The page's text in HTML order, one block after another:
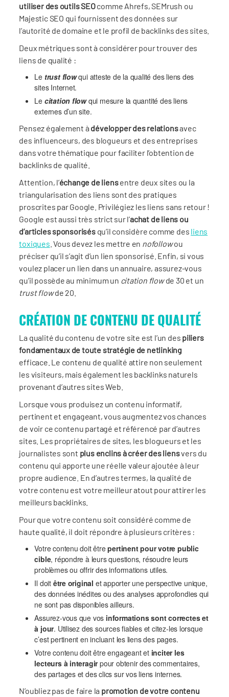
utiliser des outils SEOcomme Ahrefs, SEMrush ou
Majestic SEO qui fournissent des données sur
l’autorité de domaine et le profil de backlinks des sites.
Deux métriques sont à considérer pour trouver des
liens de qualité :
Le trust flowqui atteste de la qualité des liens des
sites Internet.
Le citation flowqui mesure la quantité des liens
externes d’un site.
Pensez également à développer des relationsavec
des influenceurs, des blogueurs et des entreprises
dans votre thématique pour faciliter l’obtention de
backlinks de qualité.
Attention, l’échange de liensentre deux sites ou la
triangularisation des liens sont des pratiques
proscrites par Google. Privilégiez les liens sans retour !
Google est aussi très strict sur l’achat de liens ou
d’articles sponsorisésqu’il considère comme des liens
toxiques . Vous devez les mettre en nofollowou
préciser qu’il s’agit d’un lien sponsorisé. Enfin, si vous
voulez placer un lien dans un annuaire, assurez-vous
qu’il possède au minimum un citation flowde 30 et un
trust flowde 20.
CRÉATION DE CONTENU DE QUALITÉ
La qualité du contenu de votre site est l’un des piliers
fondamentaux de toute stratégie de netlinking
efficace. Le contenu de qualité attire non seulement
les visiteurs, mais également les backlinks naturels
provenant d’autres sites Web.
Lorsque vous produisez un contenu informatif,
pertinent et engageant, vous augmentez vos chances
de voir ce contenu partagé et référencé par d’autres
sites. Les propriétaires de sites, les blogueurs et les
journalistes sont plus enclins à créer des liensvers du
contenu qui apporte une réelle valeur ajoutée à leur
propre audience. En d’autres termes, la qualité de
votre contenu est votre meilleur atout pour attirer les
meilleurs backlinks.
Pour que votre contenu soit considéré comme de
haute qualité, il doit répondre à plusieurs critères :
Votre contenu doit êtrepertinent pour votre public
cible, répondre à leurs questions, résoudre leurs
problèmes ou offrir des informations utiles.
Il doit être original et apporter une perspective unique,
des données inédites ou des analyses approfondies qui
ne sont pas disponibles ailleurs.
Assurez-vous que vos informations sont correctes et
à jour. Utilisez des sources fiables et citez-les lorsque
c’est pertinent en incluant les liens des pages.
Votre contenu doit être engageant et inciter les
lecteurs à interagirpour obtenir des commentaires,
des partages et des clics sur vos liens internes.
N’oubliez pas de faire la promotion de votre contenu